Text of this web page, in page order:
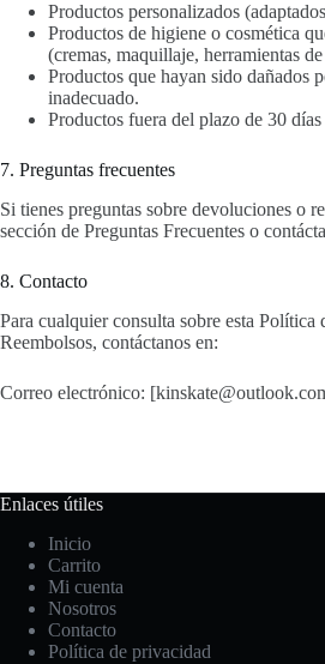
Productos personalizados
Productos de higiene o cosmética
(cremas, maquillaje, herramientas
Productos que hayan sido dañados
inadecuado.
Productos fuera del plazo de 30
7. Preguntas frecuentes
Si tienes preguntas sobre devoluciones o
sección de Preguntas Frecuentes o
8. Contacto
Para cualquier consulta sobre esta
Reembolsos, contáctanos en:
Correo electrónico:
Enlaces útiles
Inicio
Carrito
Mi cuenta
Nosotros
Contacto
Política de privacidad